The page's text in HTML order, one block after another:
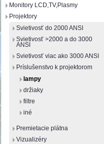
Monitory LCD,TV,Plasmy
Projektory
Svietivosť do 2000 ANSI
Svietivosť >2000 a do 3000
ANSI
Svietivosť viac ako 3000 ANSI
Príslušenstvo k projektorom
lampy
držiaky
filtre
iné
Premietacie plátna
Vizualizéry